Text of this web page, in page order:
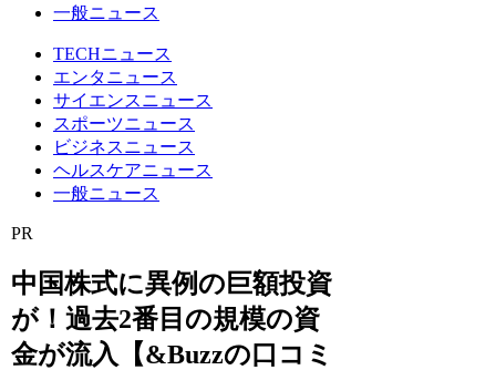
一般ニュース
TECHニュース
エンタニュース
サイエンスニュース
スポーツニュース
ビジネスニュース
ヘルスケアニュース
一般ニュース
PR
中国株式に異例の巨額投資
が！過去2番目の規模の資
金が流入【&Buzzの口コミ